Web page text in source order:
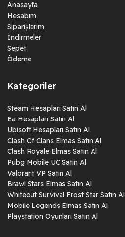
Anasayfa
Hesabım
Siparişlerim
İndirmeler
Sepet
Ödeme
Kategoriler
Steam Hesapları Satın Al
Ea Hesapları Satın Al
Ubisoft Hesapları Satın Al
Clash Of Clans Elmas Satın Al
Clash Royale Elmas Satın Al
Pubg Mobile UC Satın Al
Valorant VP Satın Al
Brawl Stars Elmas Satın Al
Whiteout Survival Frost Star Satın Al
Mobile Legends Elmas Satın Al
Playstation Oyunları Satın Al